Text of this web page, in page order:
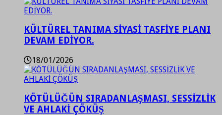
KÜLTÜREL TANIMA SİYASİ TASFİYE PLANI
DEVAM EDİYOR.
18/01/2026
KÖTÜLÜĞÜN SIRADANLAŞMASI, SESSİZLİK
VE AHLAKİ ÇÖKÜŞ